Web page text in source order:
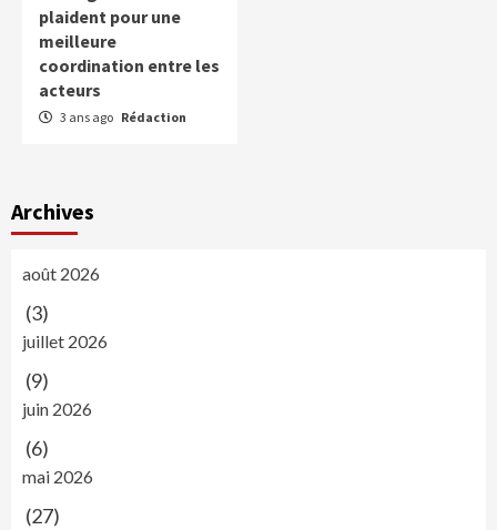
plaident pour une
meilleure
coordination entre les
acteurs
3 ans ago Rédaction
Archives
août 2026
(3)
juillet 2026
(9)
juin 2026
(6)
mai 2026
(27)